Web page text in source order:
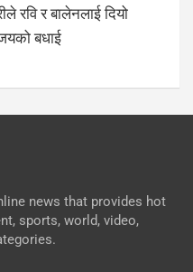
रवि र बालेनलाई दियो
बधाई
news that provides hot
sports, world, video,